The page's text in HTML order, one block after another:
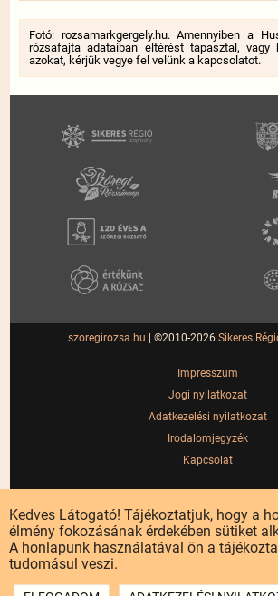
Fotó: rozsamarkgergely.hu. Amennyiben a
rózsafajta adataiban eltérést tapasztal, vagy
azokat, kérjük vegye fel velünk a kapcsolatot.
szoregirozsa.hu | ©2010-2026 Sikeres
Impresszum
Jogi nyilatkozat
Adatkezelési nyilatkozat
Irodalomjegyzék
Kapcsolat
Kedves Látogató! Tájékoztatjuk, hogy a
élmény fokozásának érdekében sütiket
A honlapunk használatával ön a
tudomásul veszi.